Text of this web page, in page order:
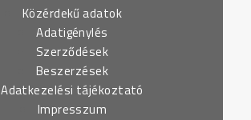
Közérdekű adatok
Adatigénylés
Szerződések
Beszerzések
Adatkezelési tájékoztató
Impresszum